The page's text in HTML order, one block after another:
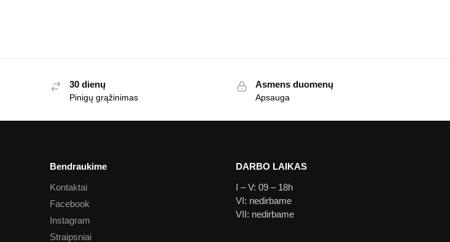
30 dienų
Pinigų grąžinimas
Asmens duomenų
Apsauga
Bendraukime
Kontaktai
Facebook
Instagram
Straipsniai
DARBO LAIKAS
I – V: 09 – 18h
VI: nedirbame
VII: nedirbame